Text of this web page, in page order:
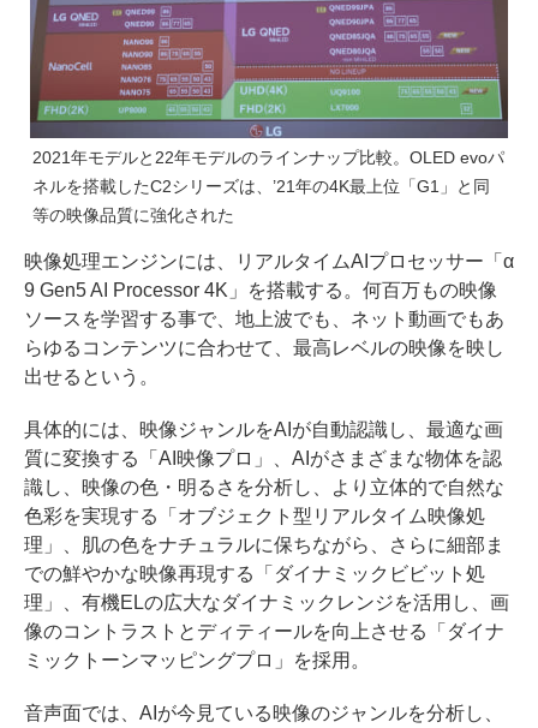
2021年モデルと22年モデルのラインナップ比較。OLED evoパ
ネルを搭載したC2シリーズは、’21年の4K最上位「G1」と同
等の映像品質に強化された
映像処理エンジンには、リアルタイムAIプロセッサー「α
9 Gen5 AI Processor 4K」を搭載する。何百万もの映像
ソースを学習する事で、地上波でも、ネット動画でもあ
らゆるコンテンツに合わせて、最高レベルの映像を映し
出せるという。
具体的には、映像ジャンルをAIが自動認識し、最適な画
質に変換する「AI映像プロ」、AIがさまざまな物体を認
識し、映像の色・明るさを分析し、より立体的で自然な
色彩を実現する「オブジェクト型リアルタイム映像処
理」、肌の色をナチュラルに保ちながら、さらに細部ま
での鮮やかな映像再現する「ダイナミックビビット処
理」、有機ELの広大なダイナミックレンジを活用し、画
像のコントラストとディティールを向上させる「ダイナ
ミックトーンマッピングプロ」を採用。
音声面では、AIが今見ている映像のジャンルを分析し、